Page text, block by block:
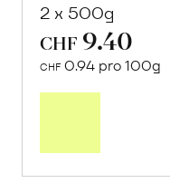
2 x 500g
CHF 9.40
CHF 0.94 pro 100g